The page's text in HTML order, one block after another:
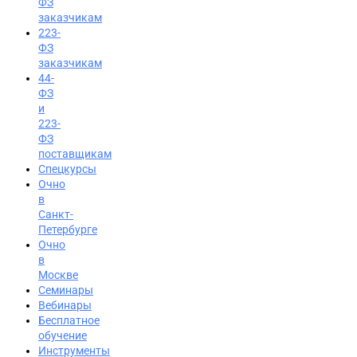
Вход на портал
8 (800) 200-85-28
заказчикам
223-
ФЗ
заказчикам
44-
ФЗ
и
223-
ФЗ
поставщикам
Спецкурсы
Очно
в
Санкт-
Петербурге
Очно
в
Москве
Семинары
Вебинары
Бесплатное
обучение
Инструменты